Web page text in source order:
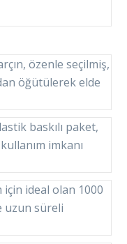
özenle seçilmiş,
öğütülerek elde
baskılı paket,
imkanı
ideal olan 1000
uzun süreli